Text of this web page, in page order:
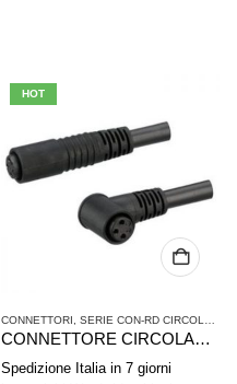
,VALVOLE E SISTEMI DI
HOT
CONNETTORI SERIE CON-RD CIRCOLARE A INNESTO
CONNETTORE CIRCOLARE AD INNESTO AVENTICS SERIE CON-RD 1834484260
Spedizione Italia in 7 giorni